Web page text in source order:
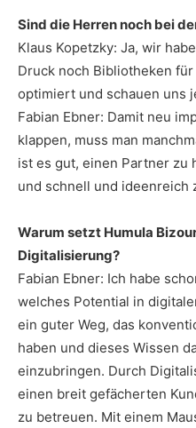
Sind die Herren noch bei
Klaus Kopetzky: Ja, wir
Druck noch Bibliotheken
optimiert und schauen uns
Fabian Ebner: Damit neu
klappen, muss man
ist es gut, einen Partner zu
und schnell und ideenreich
Warum setzt Humula
Digitalisierung?
Fabian Ebner: Ich habe
welches Potential in
ein guter Weg, das
haben und dieses Wissen
einzubringen. Durch
einen breit gefächerten
zu betreuen. Mit einem